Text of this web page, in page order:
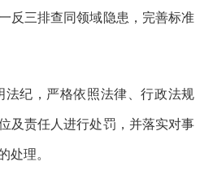
反三排查同领域隐患，完善标准
法纪，严格依照法律、行政法规
及责任人进行处罚，并落实对事
处理。